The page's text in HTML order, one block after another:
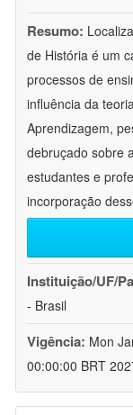
Resumo:
de História é um
processos de
influência da
Aprendizagem,
debruçado sobre
estudantes e
incorporação
Instituição/UF/
- Brasil
Vigência: Mon
00:00:00 BRT